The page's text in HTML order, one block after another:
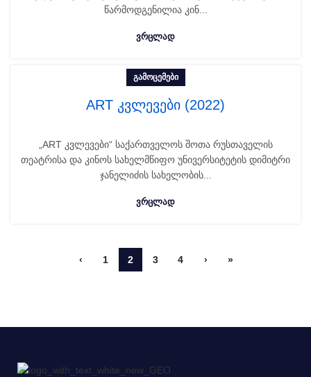
წარმოდგენილია კინ...
ᲕᲠᲪᲚᲐᲓ
ᲒᲐᲛᲝᲪᲔᲛᲔᲑᲘ
ART კვლევები (2022)
„ART კვლევები“ საქართველოს შოთა რუსთაველის
თეატრისა და კინოს სახელმწიფო უნივერსიტეტის დიმიტრი
ჯანელიძის სახელობის...
ᲕᲠᲪᲚᲐᲓ
‹ 1 2 3 4 › »